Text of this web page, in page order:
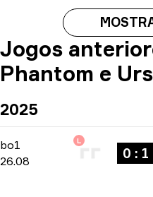
Jogos
Phantom e
2025
bo1 Regular Season
bo1
26.08
L
0 : 1